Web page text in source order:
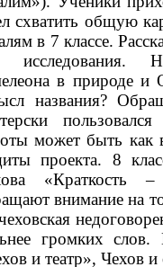
схватить общую
в 7 классе.
исследования.
в природе и
названия?
может быть как
проекта. 8
«Краткость –
внимание на
громких
и театр», Чехов и